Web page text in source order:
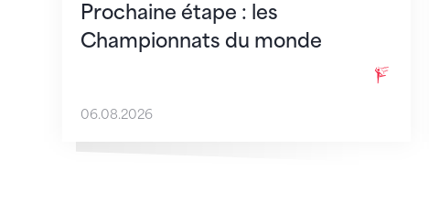
Prochaine étape : les
Championnats du monde
06.08.2026